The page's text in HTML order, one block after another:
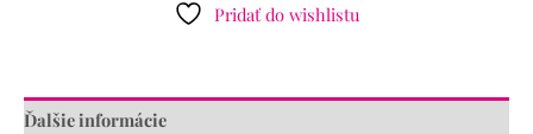
Pridať do wishlistu
Ďalšie informácie